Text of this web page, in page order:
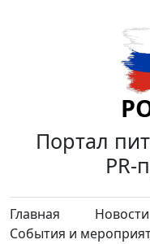
Портал
PR-
Главная Новости
События и